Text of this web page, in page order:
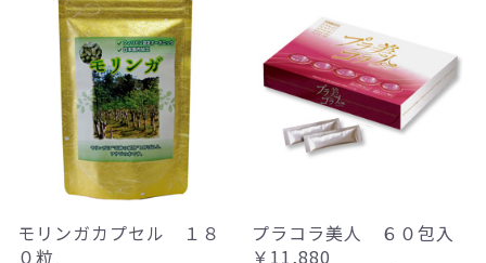
モリンガカプセル １８
０粒
プラコラ美人 ６０包入
￥11,880